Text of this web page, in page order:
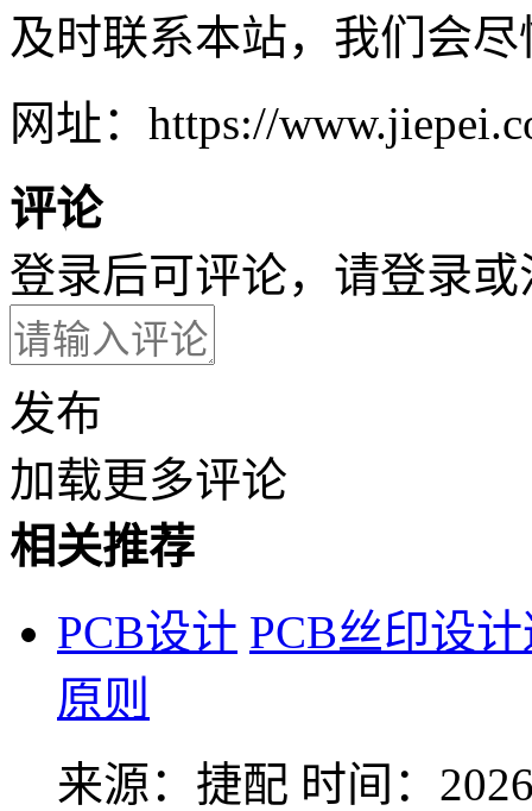
及时联系本站，我们会
网址：https://
评论
登录后可评论，请登录或
发布
加载更多评论
相关推荐
PCB设计 PCB丝印设
原则
来源：捷配 时间：